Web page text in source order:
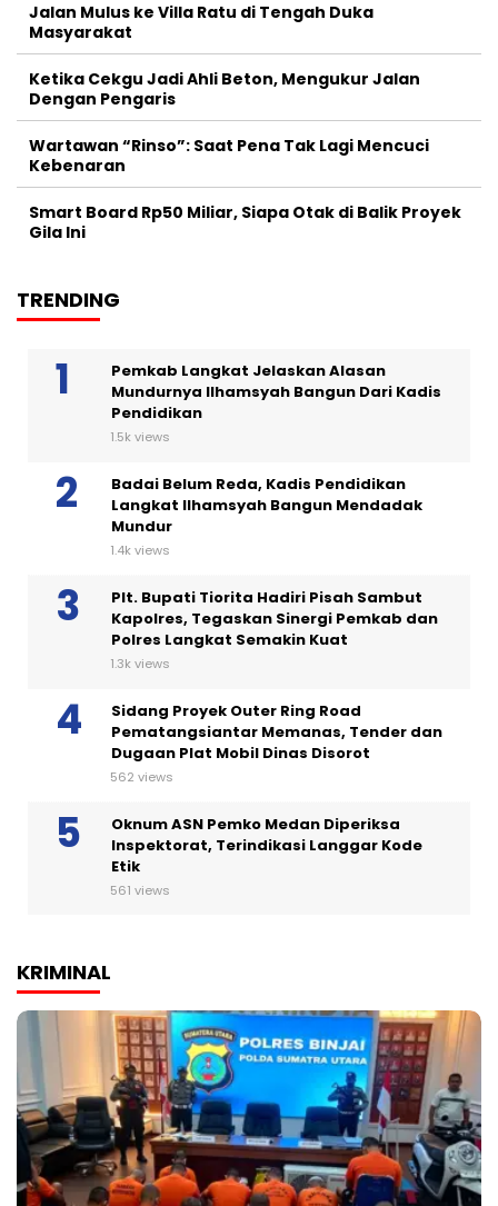
Jalan Mulus ke Villa Ratu di Tengah Duka
Masyarakat
Ketika Cekgu Jadi Ahli Beton, Mengukur Jalan
Dengan Pengaris
Wartawan “Rinso”: Saat Pena Tak Lagi Mencuci
Kebenaran
Smart Board Rp50 Miliar, Siapa Otak di Balik Proyek
Gila Ini
TRENDING
Pemkab Langkat Jelaskan Alasan
Mundurnya Ilhamsyah Bangun Dari Kadis
Pendidikan
1.5k views
Badai Belum Reda, Kadis Pendidikan
Langkat Ilhamsyah Bangun Mendadak
Mundur
1.4k views
Plt. Bupati Tiorita Hadiri Pisah Sambut
Kapolres, Tegaskan Sinergi Pemkab dan
Polres Langkat Semakin Kuat
1.3k views
Sidang Proyek Outer Ring Road
Pematangsiantar Memanas, Tender dan
Dugaan Plat Mobil Dinas Disorot
562 views
Oknum ASN Pemko Medan Diperiksa
Inspektorat, Terindikasi Langgar Kode
Etik
561 views
KRIMINAL